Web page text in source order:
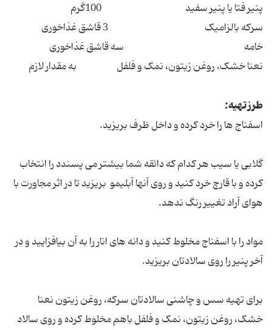
پنیر فتا یا پنیر سفید 100گرم
سرکه بالزامیک 3 قاشق غذاخوری
خامه سه قاشق غذاخوری
نعنا خشک، روغن زیتون، نمک و فلفل به مقدار لازم
طرز تهیه:
اسفناج ها را خرد کرده و داخل ظرف بریزید.
گلابی یا سیب هر کدام که دائقه شما بیشتر می پسندد را انتخاب
کرده و با قارچ خرد کنید و روی آنها آبلیمو بریزید تا در اثر مجاورت با
هوای آراد تغییر رنگ ندهد.
مواد را با اسفناج مخلوط کنید و دانه های انار را به آن بیافزایید و در
آخر پنیر را روی سالادتان بریزید.
برای تهیه سس و چاشنی سالادتان سرکه، روغن زیتون نعنا
خشک، روغن زیتون، نمک و فلفل باهم مخلوط کرده و روی سالاد